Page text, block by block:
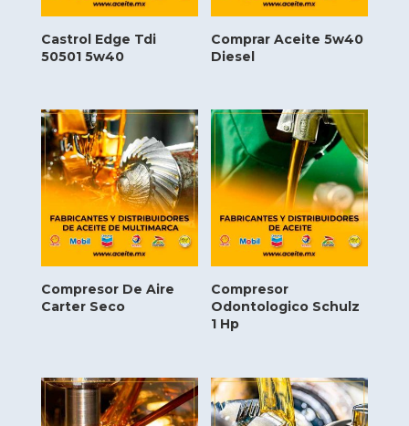
Castrol Edge Tdi
50501 5w40
Comprar Aceite 5w40
Diesel
Compresor De Aire
Carter Seco
Compresor
Odontologico Schulz
1 Hp